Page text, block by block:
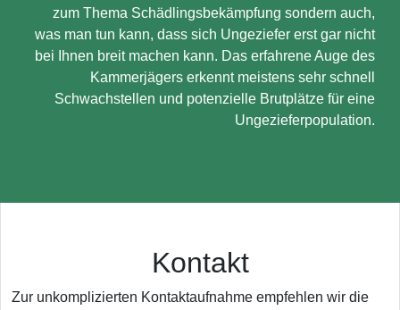
zum Thema Schädlingsbekämpfung sondern auch,
was man tun kann, dass sich Ungeziefer erst gar nicht
bei Ihnen breit machen kann. Das erfahrene Auge des
Kammerjägers erkennt meistens sehr schnell
Schwachstellen und potenzielle Brutplätze für eine
Ungezieferpopulation.
Kontakt
Zur unkomplizierten Kontaktaufnahme empfehlen wir die